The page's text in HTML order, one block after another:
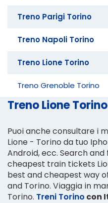
Treno Parigi Torino
Treno Napoli Torino
Treno Lione Torino
Treno Grenoble Torino
Treno Lione Torino
Puoi anche consultare i
Lione - Torino da tuo
Android, ecc. Search
cheapest train tickets
best and cheapest way
and Torino. Viaggia in
Torino. Treni Torino con